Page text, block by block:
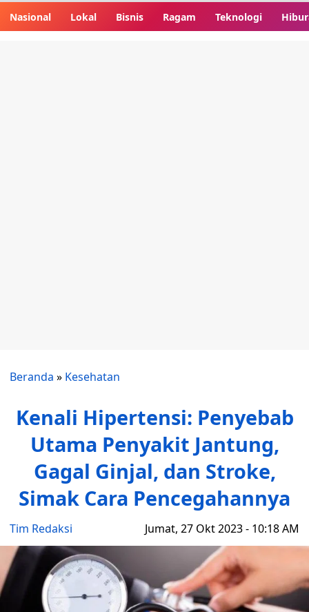
Nasional Lokal Bisnis Ragam Teknologi
Beranda » Kesehatan
Kenali Hipertensi: Penyebab
Utama Penyakit Jantung,
Gagal Ginjal, dan Stroke,
Simak Cara Pencegahannya
Tim Redaksi Jumat, 27 Okt 2023 - 10:18 AM